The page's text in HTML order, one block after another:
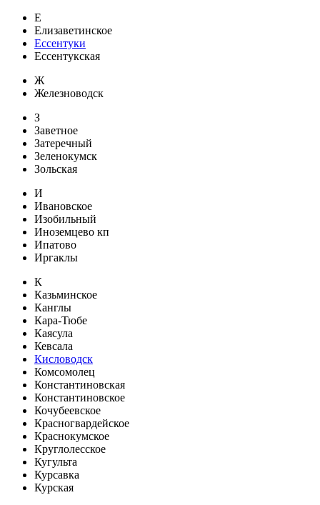
Е
Елизаветинское
Ессентуки
Ессентукская
Ж
Железноводск
З
Заветное
Затеречный
Зеленокумск
Зольская
И
Ивановское
Изобильный
Иноземцево кп
Ипатово
Иргаклы
К
Казьминское
Канглы
Кара-Тюбе
Каясула
Кевсала
Кисловодск
Комсомолец
Константиновская
Константиновское
Кочубеевское
Красногвардейское
Краснокумское
Круглолесское
Кугульта
Курсавка
Курская